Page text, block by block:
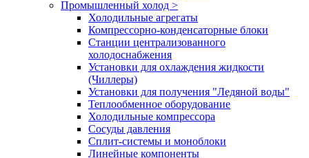
Промышленный холод >
Холодильные агрегаты
Компрессорно-конденсаторные блоки
Станции централизованного
холодоснабжения
Установки для охлаждения жидкости
(Чиллеры)
Установки для получения "Ледяной воды"
Теплообменное оборудование
Холодильные компрессора
Сосуды давления
Cплит-системы и моноблоки
Линейные компоненты